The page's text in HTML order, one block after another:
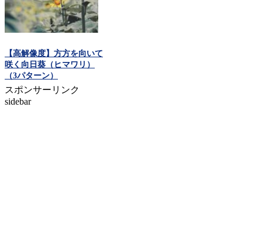
【高解像度】方方を向いて
咲く向日葵（ヒマワリ）
（3パターン）
スポンサーリンク
sidebar